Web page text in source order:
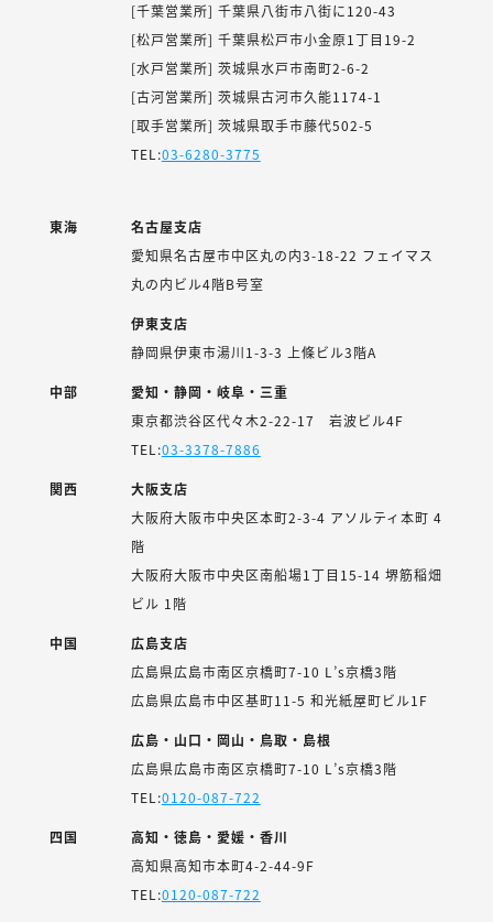
[千葉営業所] 千葉県八街市八街に120-43
[松戸営業所] 千葉県松戸市小金原1丁目19-2
[水戸営業所] 茨城県水戸市南町2-6-2
[古河営業所] 茨城県古河市久能1174-1
[取手営業所] 茨城県取手市藤代502-5
TEL:03-6280-3775
東海
名古屋支店
愛知県名古屋市中区丸の内3-18-22 フェイマス
丸の内ビル4階B号室
伊東支店
静岡県伊東市湯川1-3-3 上條ビル3階A
中部
愛知・静岡・岐阜・三重
東京都渋谷区代々木2-22-17 岩波ビル4F
TEL:03-3378-7886
関西
大阪支店
大阪府大阪市中央区本町2-3-4 アソルティ本町 4
階
大阪府大阪市中央区南船場1丁目15-14 堺筋稲畑
ビル 1階
中国
広島支店
広島県広島市南区京橋町7-10 L’s京橋3階
広島県広島市中区基町11-5 和光紙屋町ビル1F
広島・山口・岡山・鳥取・島根
広島県広島市南区京橋町7-10 L’s京橋3階
TEL:0120-087-722
四国
高知・徳島・愛媛・香川
高知県高知市本町4-2-44-9F
TEL:0120-087-722